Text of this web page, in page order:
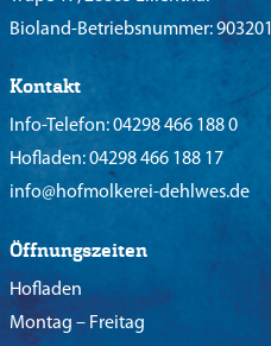
Bioland-Betriebsnummer: 903201
Kontakt
Info-Telefon:04298 466 188 0
Hofladen:04298 466 188 17
info@hofmolkerei-dehlwes.de
Öffnungszeiten
Hofladen
Montag – Freitag